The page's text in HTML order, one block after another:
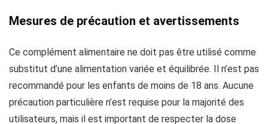
Mesures de précaution et avertissements
Ce complément alimentaire ne doit pas être utilisé comme
substitut d’une alimentation variée et équilibrée. Il n’est pas
recommandé pour les enfants de moins de 18 ans. Aucune
précaution particulière n’est requise pour la majorité des
utilisateurs, mais il est important de respecter la dose